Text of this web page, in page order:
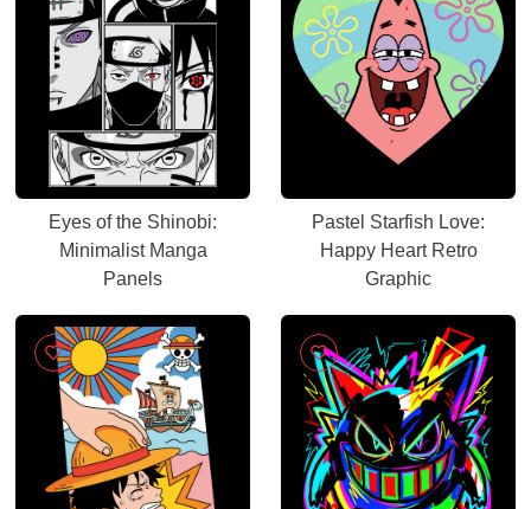
Eyes of the Shinobi:
Minimalist Manga
Panels
Pastel Starfish Love:
Happy Heart Retro
Graphic